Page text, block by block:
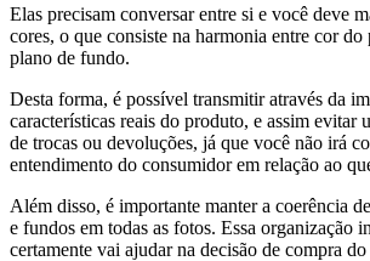
Elas precisam conversar entre si e você deve
cores, o que consiste na harmonia entre cor
plano de fundo.
Desta forma, é possível transmitir através da
características reais do produto, e assim evitar
de trocas ou devoluções, já que você não irá
entendimento do consumidor em relação ao
Além disso, é importante manter a coerência
e fundos em todas as fotos. Essa organização
certamente vai ajudar na decisão de compra